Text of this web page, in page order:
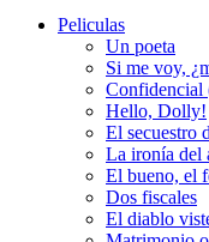
Peliculas
Un poeta
Si me voy,
Confidencial
Hello, Dolly!
El secuestro
La ironía del
El bueno, el
Dos fiscales
El diablo